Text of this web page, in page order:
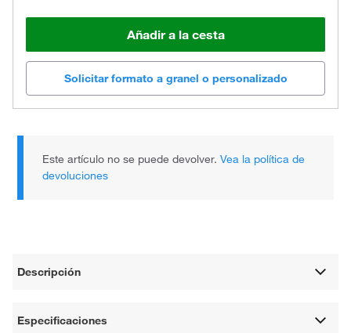
Añadir a la cesta
Solicitar formato a granel o personalizado
Este artículo no se puede devolver.Vea la política de
devoluciones
Descripción
Especificaciones